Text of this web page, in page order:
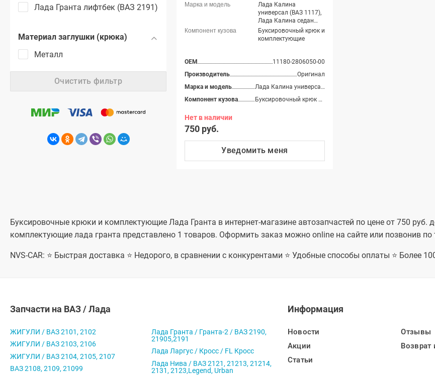
Лада Гранта лифтбек (ВАЗ 2191)
Материал заглушки (крюка)
Металл
Очистить фильтр
Лада Калина
универсал (ВАЗ 1117),
Лада Калина седан
(ВАЗ 1118), Лада
Калина-2 хэтчбек (ВАЗ
Лада Гранта седан
Гранта лифтбек (ВАЗ
2191)
Буксировочный крюк и
комплектующие
OEM
11180-2806050-00
Производитель
Оригинал
Марка и модель
Лада Калина универсал (ВАЗ 1117), Лада Калина седан (ВАЗ 1118), Лада Калина-2 хэтчбек (ВАЗ 2192), Лада Калина-2 универсал (ВАЗ 2194), Лада Гранта седан (ВАЗ 2190), Лада Гранта лифтбек (ВАЗ 2191)
Компонент кузова
Буксировочный крюк и комплектующие
Нет в наличии
750 руб.
Уведомить меня
Буксировочные крюки и комплектующие Лада Гранта в интернет-магазине автозапчастей по цене от 750 руб.
комплектующие лада гранта представлено 1 товаров. Оформить заказ можно online на сайте или позвонив по
NVS-CAR: ⭐ Быстрая доставка ⭐ Недорого, в сравнении с конкурентами ⭐ Удобные способы оплаты ⭐ Более
Запчасти на ВАЗ / Лада
ЖИГУЛИ / ВАЗ 2101, 2102
ЖИГУЛИ / ВАЗ 2103, 2106
ЖИГУЛИ / ВАЗ 2104, 2105, 2107
ВАЗ 2108, 2109, 21099
Лада Гранта / Гранта-2 / ВАЗ 2190,
21905,2191
Лада Ларгус / Кросс / FL Кросс
Лада Нива / ВАЗ 2121, 21213, 21214,
2131, 2123,Legend, Urban
Информация
Новости
Акции
Статьи
Отзывы
Возврат